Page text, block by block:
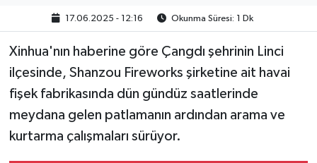
17.06.2025 - 12:16 Okunma Süresi: 1 Dk
Xinhua'nın haberine göre Çangdı şehrinin Linci
ilçesinde, Shanzou Fireworks şirketine ait havai
fişek fabrikasında dün gündüz saatlerinde
meydana gelen patlamanın ardından arama ve
kurtarma çalışmaları sürüyor.
Kadın
Yurt
2024 Seçim Sonuçları